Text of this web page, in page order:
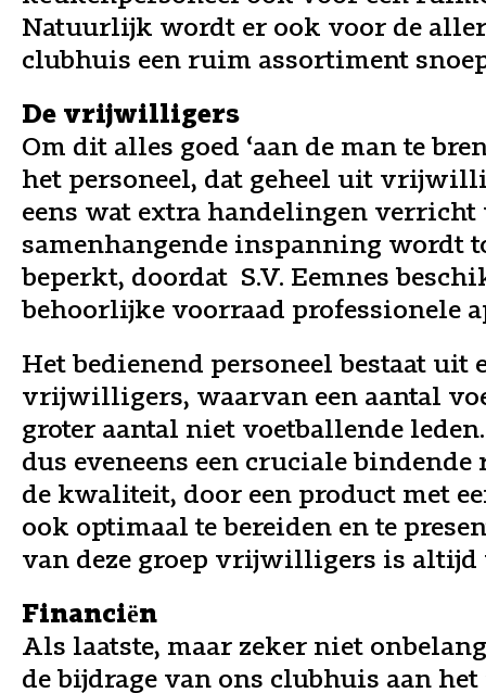
Natuurlijk wordt er ook voor de
clubhuis een ruim assortiment
De vrijwilligers
Om dit alles goed ‘aan de man te
het personeel, dat geheel uit
eens wat extra handelingen verricht
samenhangende inspanning wordt
beperkt, doordat S.V. Eemnes
behoorlijke voorraad professionele
Het bedienend personeel bestaat uit
vrijwilligers, waarvan een aantal
groter aantal niet voetballende
dus eveneens een cruciale
de kwaliteit, door een product met
ook optimaal te bereiden en te
van deze groep vrijwilligers is altijd
Financiën
Als laatste, maar zeker niet
de bijdrage van ons clubhuis aan